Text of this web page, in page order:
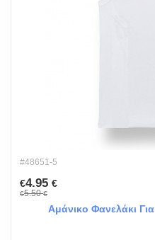
#48651-5
€4.95 €
€5.50€
Αμάνικο Φανελάκι